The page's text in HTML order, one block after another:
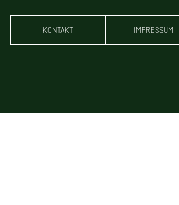
KONTAKT IMPRESSUM